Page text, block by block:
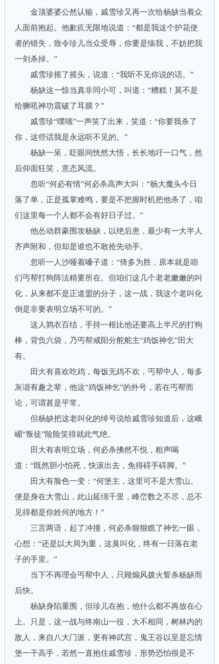
金顶婆婆公然认输，戚雪珍又再一次给杨缺当着众
人面前抱起。他歉疚无限地说道：“都是我这个护花使
者的错失，致令珍儿当众受辱，你要是恼我，不妨把我
一剑杀掉。”
戚雪珍摇了摇头，说道：“我听不见你说的话。”
杨缺这一惊当真非同小可，叫道：“糟糕！莫不是
给狮吼神功震破了耳膜？”
戚雪珍“噗嗤”一声笑了出来，笑道：“你要我杀了
你，这些话我是永远听不见的。”
杨缺一呆，眨眼间恍然大悟，长长地吁一口气，然
后仰面狂笑，意态风流。
忽听“何必有情”何必杀高声大叫：“杨大魔头今日
落了单，正是孤掌难鸣，要是不把握时机把他杀了，咱
们这里每一个人都不会有好日子过。”
他怂动群豪围攻杨缺，以绝后患，最少有一大半人
齐声附和，但却是谁也不敢抢先动手。
忽听一人沙哑着嗓子道：“倚多为胜，原本就是咱
们丐帮打狗阵法精要所在。但咱们这几个老老嫩嫩的叫
化，从来都不是正道盟的分子，这一战，我这个老叫化
倒是非要表明立场不可的。”
这人鹑衣百结，手持一根比他还要高上半尺的打狗
棒，背负六袋，乃丐帮咸阳分舵舵主“鸡饭神乞”田大
有。
田大有喜欢吃鸡，每饭无鸡不欢，丐帮中人，每多
灰谐有趣之辈，他这“鸡饭神乞”的外号，若在丐帮而
论，可谓甚是平常。
但杨缺把这老叫化的绰号说给戚雪珍知道后，这峨
嵋“叛徒”险险笑得就此气绝。
田大有表明立场，何必杀拂然不悦，粗声喝
道：“既然胆小怕死，快滚出去，免得碍手碍脚。”
田大有脸色一变：“何堡主，这里可不是大雪山。
便是身在大雪山，此山延绵千里，峰峦数之不尽，总不
见得都是你姓何的地方！”
三言两语，起了冲撞，何必杀狠狠瞧了神乞一眼，
心想：“还是以大局为重，这臭叫化，终有一日落在老
子的手里。”
当下不再理会丐帮中人，只顾煽风拨火誓杀杨缺而
后快。
杨缺身陷重围，但珍儿在抱，他什么都不再放在心
上。只是，这一战与终南山一役，大不相同，树林内的
敌人，来自八大门派，更有神武宫，鬼王谷以至是忘情
堡一干高手，若然一直抱住戚雪珍，形势恐怕很是不